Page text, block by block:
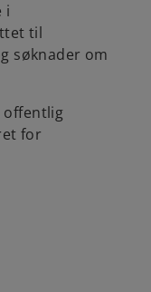
i
til
søknader om
offentlig
for